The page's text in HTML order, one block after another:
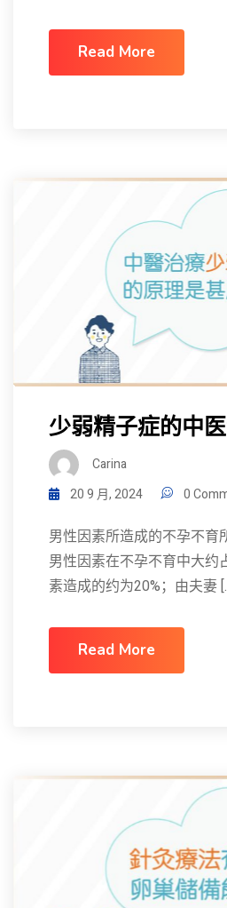
Read More
少弱精子症的中
Carina
20 9 月, 2024
0
男性因素所造成的不孕不育
男性因素在不孕不育中大约
素造成的约为20%；由夫妻
Read More